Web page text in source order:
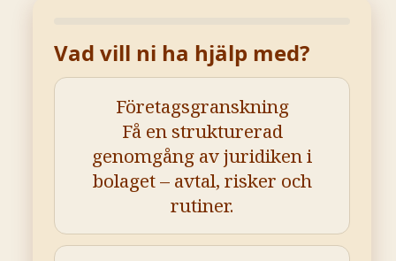
Vad vill ni ha hjälp med?
Företagsgranskning
Få en strukturerad
genomgång av juridiken i
bolaget – avtal, risker och
rutiner.